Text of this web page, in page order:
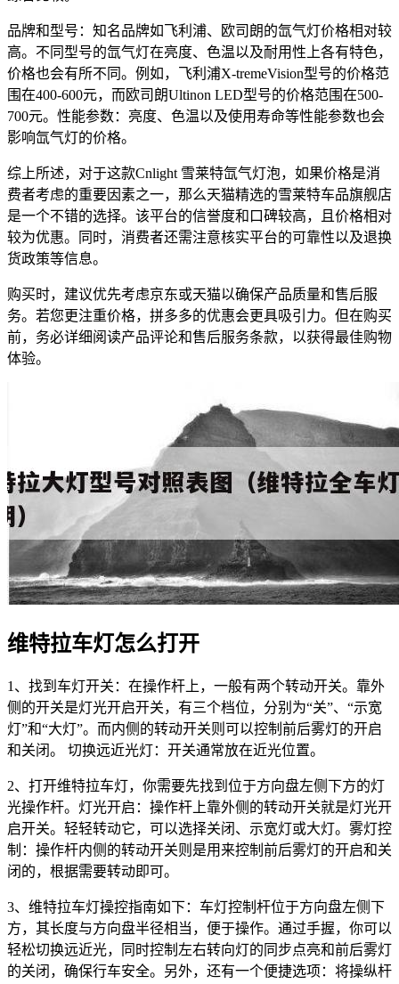
品牌和型号：知名品牌如飞利浦、欧司朗的氙气灯价格相对较
高。不同型号的氙气灯在亮度、色温以及耐用性上各有特色，
价格也会有所不同。例如，飞利浦X-tremeVision型号的价格范
围在400-600元，而欧司朗Ultinon LED型号的价格范围在500-
700元。性能参数：亮度、色温以及使用寿命等性能参数也会
影响氙气灯的价格。
综上所述，对于这款Cnlight 雪莱特氙气灯泡，如果价格是消
费者考虑的重要因素之一，那么天猫精选的雪莱特车品旗舰店
是一个不错的选择。该平台的信誉度和口碑较高，且价格相对
较为优惠。同时，消费者还需注意核实平台的可靠性以及退换
货政策等信息。
购买时，建议优先考虑京东或天猫以确保产品质量和售后服
务。若您更注重价格，拼多多的优惠会更具吸引力。但在购买
前，务必详细阅读产品评论和售后服务条款，以获得最佳购物
体验。
维特拉车灯怎么打开
1、找到车灯开关：在操作杆上，一般有两个转动开关。靠外
侧的开关是灯光开启开关，有三个档位，分别为“关”、“示宽
灯”和“大灯”。而内侧的转动开关则可以控制前后雾灯的开启
和关闭。 切换远近光灯：开关通常放在近光位置。
2、打开维特拉车灯，你需要先找到位于方向盘左侧下方的灯
光操作杆。灯光开启：操作杆上靠外侧的转动开关就是灯光开
启开关。轻轻转动它，可以选择关闭、示宽灯或大灯。雾灯控
制：操作杆内侧的转动开关则是用来控制前后雾灯的开启和关
闭的，根据需要转动即可。
3、维特拉车灯操控指南如下：车灯控制杆位于方向盘左侧下
方，其长度与方向盘半径相当，便于操作。通过手握，你可以
轻松切换远近光，同时控制左右转向灯的同步点亮和前后雾灯
的关闭，确保行车安全。另外，还有一个便捷选项：将操纵杆